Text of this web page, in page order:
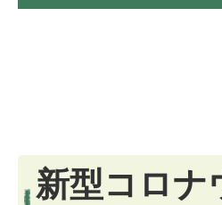
新型コロナ